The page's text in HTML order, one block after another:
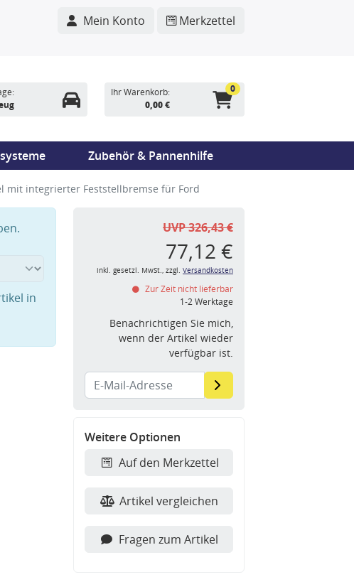
Mein Konto Merkzettel
Ihr Warenkorb:
0,00 €
0
Zubehör & Pannenhilfe
mit integrierter Feststellbremse für Ford
in
UVP 326,43 €
77,12 €
inkl. gesetzl. MwSt., zzgl. Versandkosten
Zur Zeit nicht lieferbar
1-2 Werktage
Benachrichtigen Sie mich,
wenn der Artikel wieder
verfügbar ist.
Weitere Optionen
Auf den Merkzettel
Artikel vergleichen
Fragen zum Artikel